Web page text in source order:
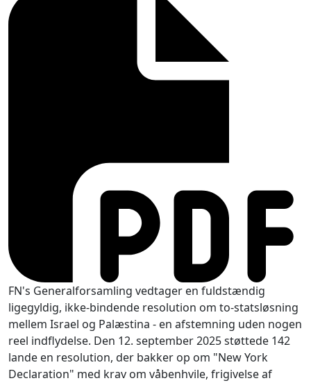
FN's Generalforsamling vedtager en fuldstændig
ligegyldig, ikke-bindende resolution om to-statsløsning
mellem Israel og Palæstina - en afstemning uden nogen
reel indflydelse. Den 12. september 2025 støttede 142
lande en resolution, der bakker op om "New York
Declaration" med krav om våbenhvile, frigivelse af